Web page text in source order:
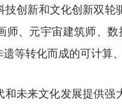
创新和文化创新双
、元宇宙建筑师、
等转化而成的可计算
未来文化发展提供